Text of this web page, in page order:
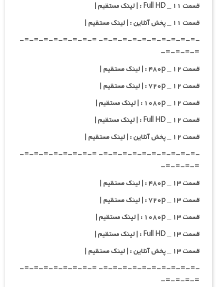
قسمت ۱۱ _ Full HD : | لینک مستقیم |
قسمت ۱۱ _ پخش آنلاین : | لینک مستقیم |
-=-=-=-=-=-=-=-=-=-=- =-=-=-=-=-=-=-=-
=-=-=-=-
قسمت ۱۲ _ ۴۸۰p : | لینک مستقیم |
قسمت ۱۲ _ ۷۲۰p : | لینک مستقیم |
قسمت ۱۲ _ ۱۰۸۰p : | لینک مستقیم |
قسمت ۱۲ _ Full HD : | لینک مستقیم |
قسمت ۱۲ _ پخش آنلاین : | لینک مستقیم |
-=-=-=-=-=-=-=-=-=-=- =-=-=-=-=-=-=-=-
=-=-=-=-
قسمت ۱۳ _ ۴۸۰p : | لینک مستقیم |
قسمت ۱۳ _ ۷۲۰p : | لینک مستقیم |
قسمت ۱۳ _ ۱۰۸۰p : | لینک مستقیم |
قسمت ۱۳ _ Full HD : | لینک مستقیم |
قسمت ۱۳ _ پخش آنلاین : | لینک مستقیم |
-=-=-=-=-=-=-=-=-=-=- =-=-=-=-=-=-=-=-
=-=-=-=-